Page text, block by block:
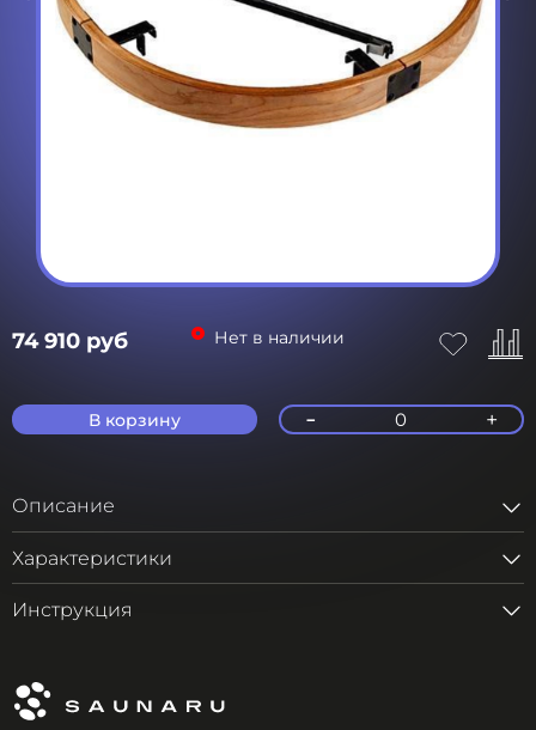
74 910 руб Нет в наличии
В корзину - 0 +
Описание
Характеристики
Инструкция